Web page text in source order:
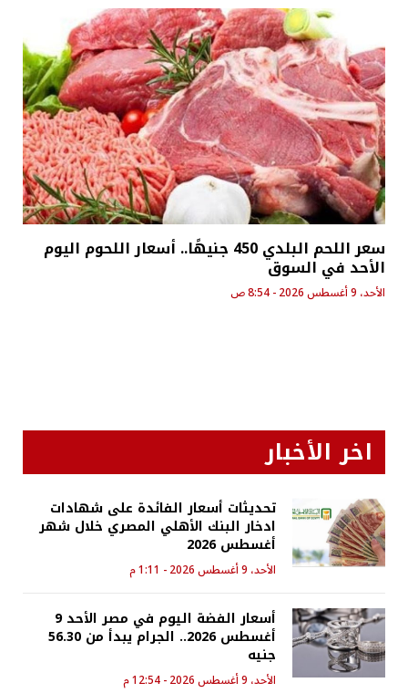
سعر اللحم البلدي 450 جنيهًا.. أسعار اللحوم اليوم
الأحد في السوق
الأحد، 9 أغسطس 2026 - 8:54 ص
اخر الأخبار
تحديثات أسعار الفائدة على شهادات
ادخار البنك الأهلي المصري خلال شهر
أغسطس 2026
الأحد، 9 أغسطس 2026 - 1:11 م
أسعار الفضة اليوم في مصر الأحد 9
أغسطس 2026.. الجرام يبدأ من 56.30
جنيه
الأحد، 9 أغسطس 2026 - 12:54 م